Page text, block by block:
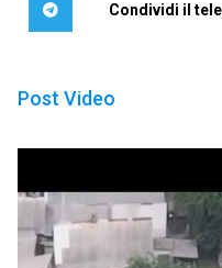
Condividi il
Post Video